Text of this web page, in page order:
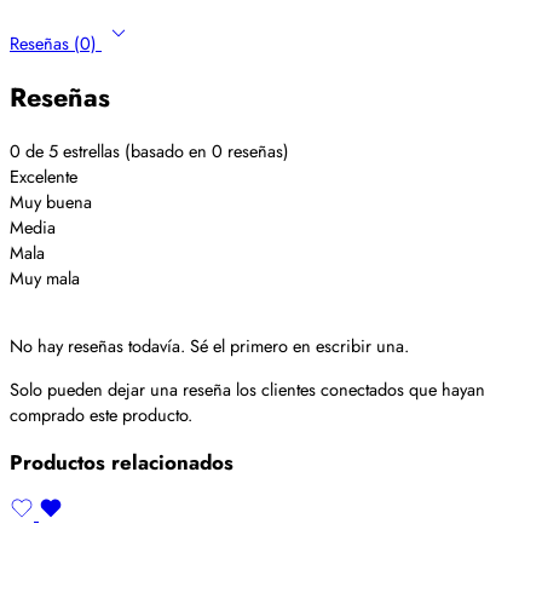
Reseñas (0)
Reseñas
0 de 5 estrellas (basado en 0 reseñas)
Excelente
Muy buena
Media
Mala
Muy mala
No hay reseñas todavía. Sé el primero en escribir una.
Solo pueden dejar una reseña los clientes conectados que hayan
comprado este producto.
Productos relacionados